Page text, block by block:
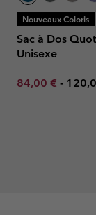
Nouveaux Coloris
Sac à Dos
Unisexe
Minimum sale
84,00 € -